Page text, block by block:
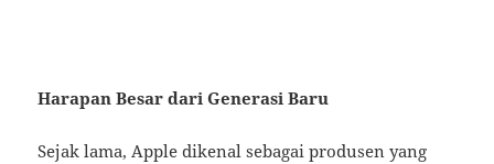
Harapan Besar dari Generasi Baru
Sejak lama, Apple dikenal sebagai produsen yang